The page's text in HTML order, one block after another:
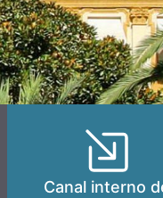
Canal interno